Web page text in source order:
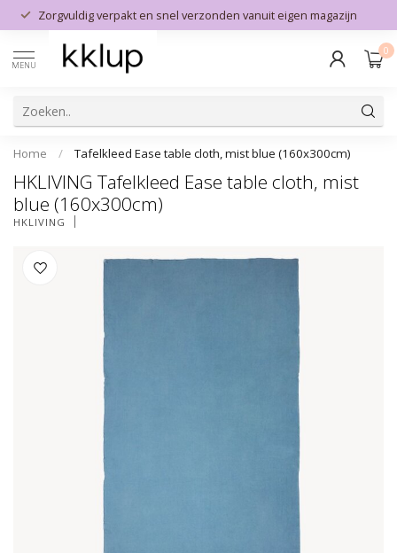
Zorgvuldig verpakt en snel verzonden vanuit eigen magazijn
MENU
0
Home / Tafelkleed Ease table cloth, mist blue (160x300cm)
HKLIVING Tafelkleed Ease table cloth, mist
blue (160x300cm)
HKLIVING